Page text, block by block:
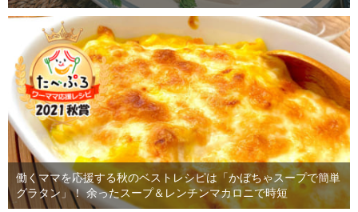
働くママを応援する秋のベストレシピは「かぼちゃスープで簡単
グラタン」！ 余ったスープ＆レンチンマカロニで時短